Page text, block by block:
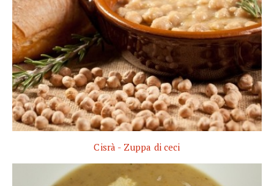
Cisrà - Zuppa di ceci